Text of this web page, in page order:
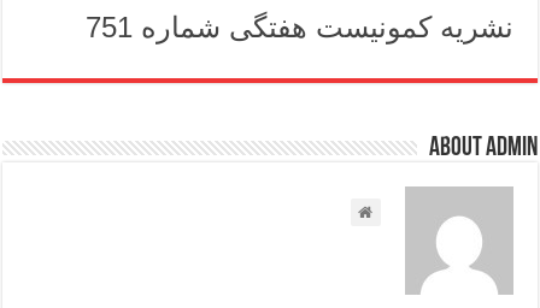
نشریه کمونیست هفتگی شماره 751
About admin